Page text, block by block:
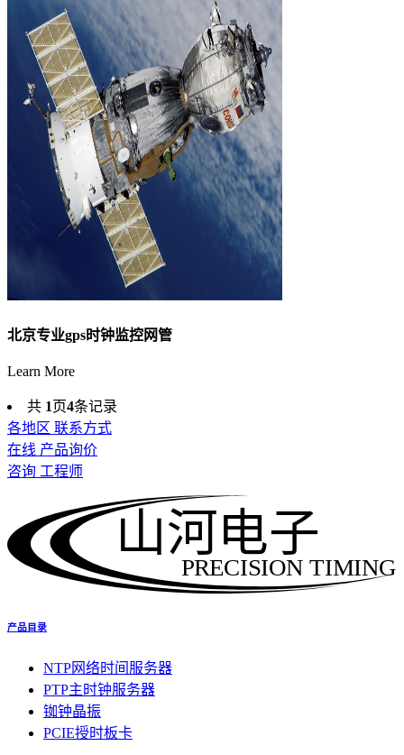
北京专业gps时钟监控网管
Learn More
共 1页4条记录
各地区 联系方式
在线 产品询价
咨询 工程师
PRECISION TIMING
山河电子
产品目录
NTP网络时间服务器
PTP主时钟服务器
铷钟晶振
PCIE授时板卡